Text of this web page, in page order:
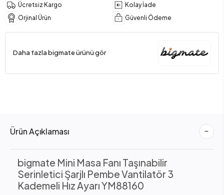
Ücretsiz Kargo
Kolay İade
Orjinal Ürün
Güvenli Ödeme
Daha fazla bigmate ürünü gör
Ürün Açıklaması
bigmate Mini Masa Fanı Taşınabilir
Serinletici Şarjlı Pembe Vantilatör 3
Kademeli Hız Ayarı YM88160